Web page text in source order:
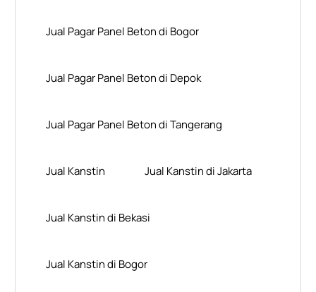
Jual Pagar Panel Beton di Bogor
Jual Pagar Panel Beton di Depok
Jual Pagar Panel Beton di Tangerang
Jual Kanstin Jual Kanstin di Jakarta
Jual Kanstin di Bekasi
Jual Kanstin di Bogor